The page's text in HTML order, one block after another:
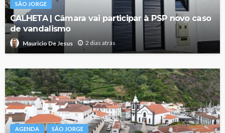
SÃO JORGE
CALHETA | Câmara vai participar à PSP novo caso
de vandalismo
Mauricio De Jesus 2 dias atrás
AGENDA SÃO JORGE